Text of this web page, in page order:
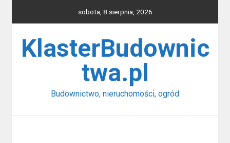
sobota, 8 sierpnia, 2026
KlasterBudownic
twa.pl
Budownictwo, nieruchomości, ogród